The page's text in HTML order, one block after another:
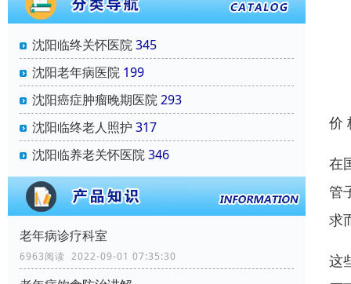
沈阳临终关怀医院345
沈阳老年病医院 199
沈阳癌症肿瘤晚期医院293
沈阳临终老人照护 317
沈阳临养老关怀医院346
老年病诊疗科室
6963阅读 2022-09-01 07:35:30
价
在
管
求
这